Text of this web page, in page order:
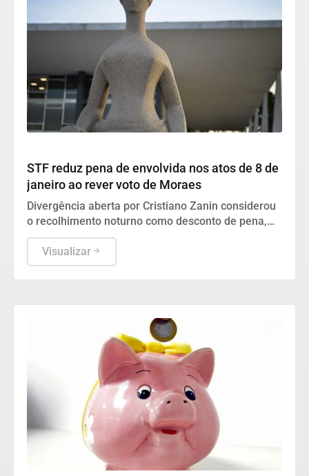
STF reduz pena de envolvida nos atos de 8 de
janeiro ao rever voto de Moraes
Divergência aberta por Cristiano Zanin considerou
o recolhimento noturno como desconto de pena,
gerando uma rara derrota ao relator.
Visualizar